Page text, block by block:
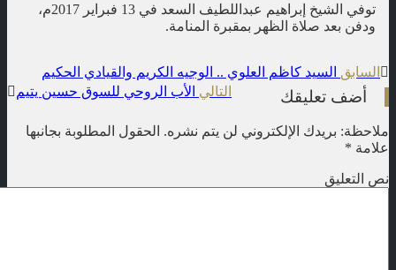
توفي الشيخ إبراهيم عبداللطيف السعد في 13 فبراير 2017م،
ودفن بعد صلاة الظهر بمقبرة المنامة.
السابق السيد كاظم العلوي .. الوجيه الكريم والقيادي الحكيم
التالي الأب الروحي للسوق حسين يتيم أضف تعليقك
ملاحظة: بريدك الإلكتروني لن يتم نشره. الحقول المطلوبة بجانبها
علامة *
نص التعليق